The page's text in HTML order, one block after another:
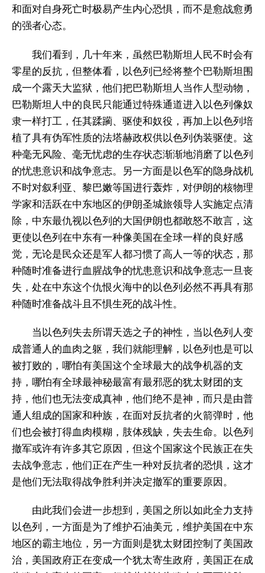
和面对自身死亡时极易产生内心恐惧，而不是愈战愈勇
的强者心态。
我们看到，几十年来，虽然巴勒斯坦人民不时会有
零星的反抗，但整体看，以色列已经将整个巴勒斯坦围
成一个露天大监狱，他们把巴勒斯坦人当作人型动物，
巴勒斯坦人中的良民只能通过特殊通道进入以色列像奴
隶一样打工，任其蹂躏、驱使和奴役，再加上以色列培
植了具有伪军性质的法塔赫政权供以色列伪装驱使。这
种毫无风险、毫无忧虑的生存状态渐渐地消磨了以色列
的忧患意识和战争意志。另一方面是以色军的隐身战机
不时对叙利亚、黎巴嫩等国进行轰炸，对伊朗的核物理
学家和活跃在中东地区的伊朗圣城旅领导人实施定点清
除，中东最仇视以色列的大国伊朗也都敢怒不敢言，这
更使以色列在中东有一种像美国在全球一样的良好感
觉，无论是民众还是军人都习惯了高人一等的状态，那
种随时准备进行血腥战争的忧患意识和战争意志一旦丧
失，处在中东这个仇恨火海中的以色列必然不再具有那
种随时准备战斗且不惧生死的战斗性。
当以色列失去所谓天选之子的神性，当以色列人变
成普通人的血肉之躯，我们就能理解，以色列也是可以
被打败的，哪怕有美国这个全球最大的战争机器的支
持，哪怕有全球最神秘最富有最邪恶的犹太财团的支
持，他们也无法变成真神，他们绝不是神，而只是由普
通人组成的国家和种族，在面对反抗者的火箭弹时，他
们也会被打得血肉模糊，肢体残缺，失去生命。以色列
撤军或许有许多其它原因，但这个国家这个民族正在失
去战争意志，他们正在产生一种对反抗者的恐惧，这才
是他们无法取得战争胜利并决定撤军的重要原因。
由此我们会进一步想到，美国之所以如此全力支持
以色列，一方面是为了维护石油美元，维护美国在中东
地区的霸主地位，另一方面则是犹太财团控制了美国政
治，美国政府正在变成一个犹太寄生政府，美国正在成